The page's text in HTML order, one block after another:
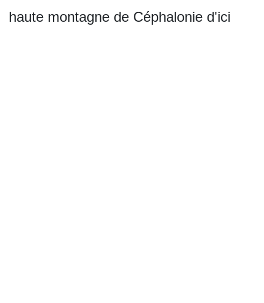
haute montagne de Céphalonie d'ici